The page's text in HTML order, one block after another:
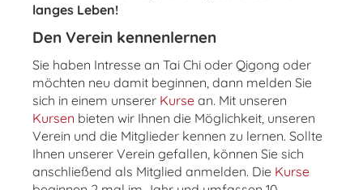
langes Leben!
Den Verein kennenlernen
Sie haben Intresse an Tai Chi oder Qigong oder
möchten neu damit beginnen, dann melden Sie
sich in einem unserer Kurse an. Mit unseren
Kursen bieten wir Ihnen die Möglichkeit, unseren
Verein und die Mitglieder kennen zu lernen. Sollte
Ihnen unserer Verein gefallen, können Sie sich
anschließend als Mitglied anmelden. Die Kurse